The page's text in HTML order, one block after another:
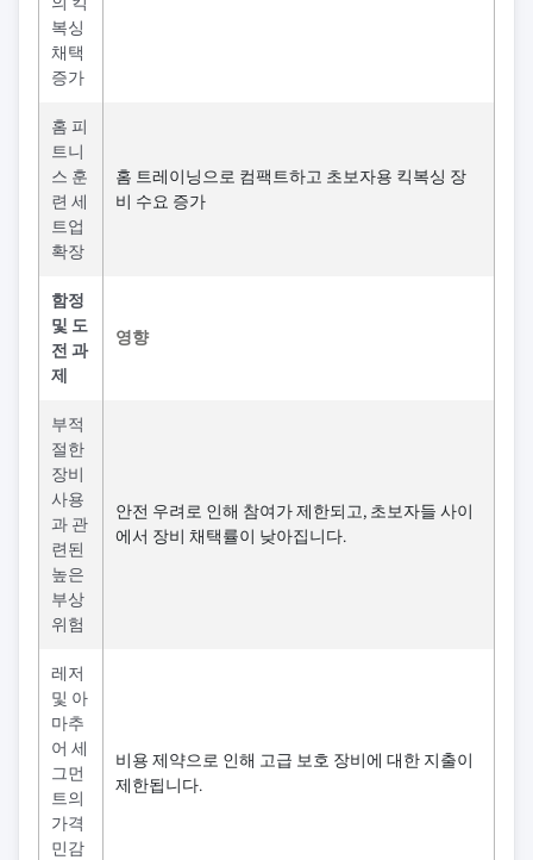
복싱
채택
증가
홈 피
트니
스 훈
련 세
트업
확장
홈 트레이닝으로 컴팩트하고 초보자용 킥복싱 장
비 수요 증가
함정
및 도
전 과
제
영향
부적
절한
장비
사용
과 관
련된
높은
부상
위험
안전 우려로 인해 참여가 제한되고, 초보자들 사이
에서 장비 채택률이 낮아집니다.
레저
및 아
마추
어 세
그먼
트의
가격
민감
비용 제약으로 인해 고급 보호 장비에 대한 지출이
제한됩니다.